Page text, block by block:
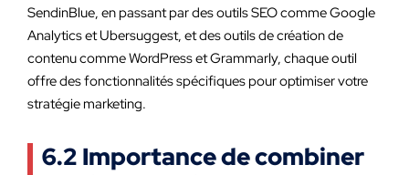
SendinBlue, en passant par des outils SEO comme Google
Analytics et Ubersuggest, et des outils de création de
contenu comme WordPress et Grammarly, chaque outil
offre des fonctionnalités spécifiques pour optimiser votre
stratégie marketing.
6.2 Importance de combiner